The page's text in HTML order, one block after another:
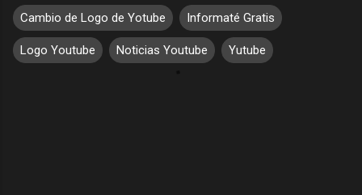
Cambio de Logo de Yotube Informaté Gratis
Logo Youtube Noticias Youtube Yutube